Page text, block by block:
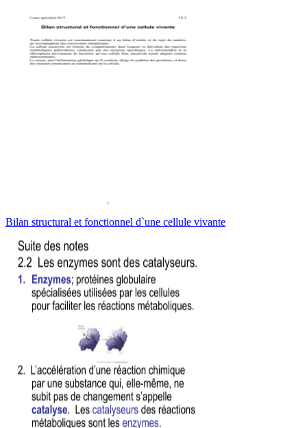
Bilan structural et fonctionnel d`une cellule vivante